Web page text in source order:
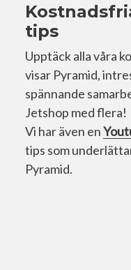
tips
Upptäck alla våra
visar Pyramid,
spännande
Jetshop med flera!
Vi har även en
tips som
Pyramid.